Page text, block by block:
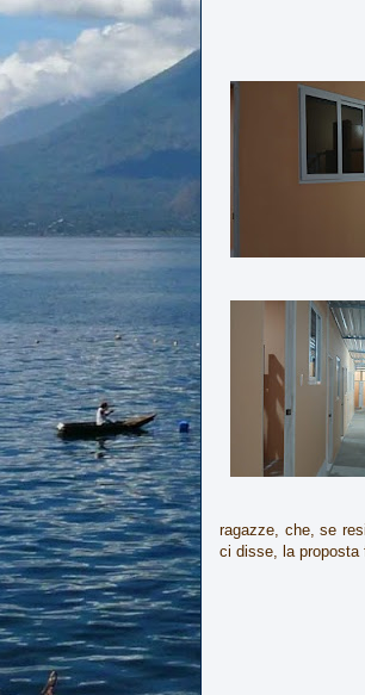
ragazze, che, se
ci disse, la proposta